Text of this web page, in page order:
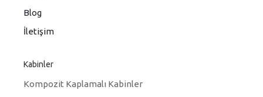
Blog
İletişim
Kabinler
Kompozit Kaplamalı Kabinler